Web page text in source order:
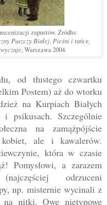
zapustów. Źródło:
Puszczy Białej. Pieśni i tańce,
, Warszawa 2004.
od tłustego czwartku
Postem) aż do wtorku
na Kurpiach Białych
i psikusach. Szczególnie
na zamążpójście
kobiet, ale i kawalerów.
która w czasie
Pomysłowi, a zarazem
odrzuceni
np. misternie wycinali z
nitki. Owe nietypowe